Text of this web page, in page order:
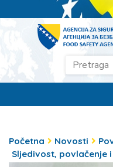
Početna Novosti
Sljedivost, povlačenje